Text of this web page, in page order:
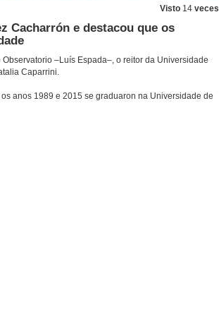
Visto 14 veces
Cacharrón e destacou que os
–Luís Espada–, o reitor da Universidade
Caparrini.
anos 1989 e 2015 se graduaron na Universidade de